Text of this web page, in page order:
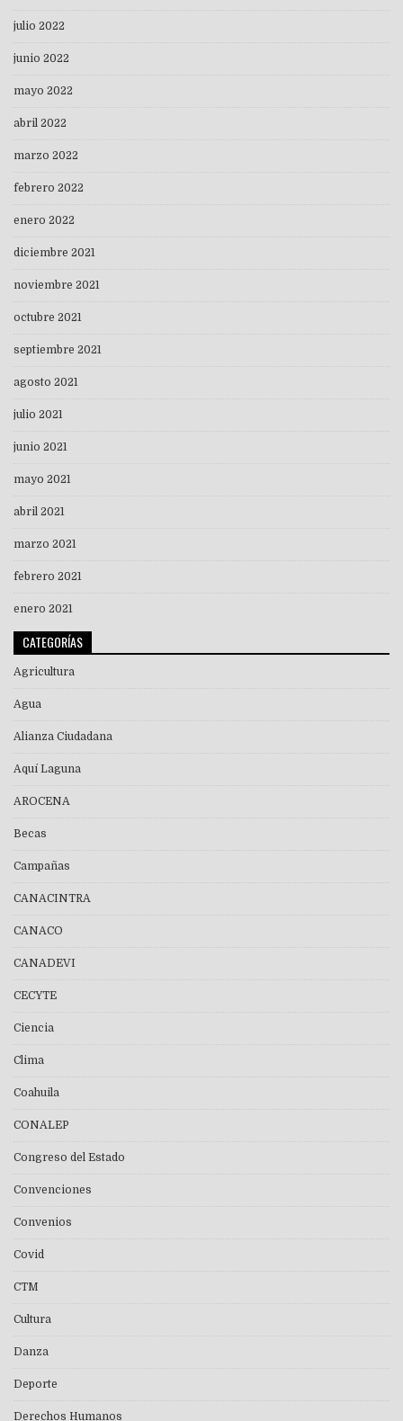
julio 2022
junio 2022
mayo 2022
abril 2022
marzo 2022
febrero 2022
enero 2022
diciembre 2021
noviembre 2021
octubre 2021
septiembre 2021
agosto 2021
julio 2021
junio 2021
mayo 2021
abril 2021
marzo 2021
febrero 2021
enero 2021
CATEGORÍAS
Agricultura
Agua
Alianza Ciudadana
Aquí Laguna
AROCENA
Becas
Campañas
CANACINTRA
CANACO
CANADEVI
CECYTE
Ciencia
Clima
Coahuila
CONALEP
Congreso del Estado
Convenciones
Convenios
Covid
CTM
Cultura
Danza
Deporte
Derechos Humanos